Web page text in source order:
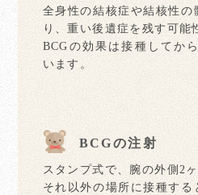
全身性の結核症や結核性の
り、重い後遺症を残す可能
BCGの効果は接種してか
います。
BCGの注射
スタンプ式で、腕の外側2
それ以外の場所に接種する